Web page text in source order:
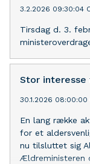
3.2.2026 09:30:04
Tirsdag d. 3.
Stor interesse
30.1.2026 08:00:00
En lang række
for et
nu tilsluttet sig
Ældreministeren